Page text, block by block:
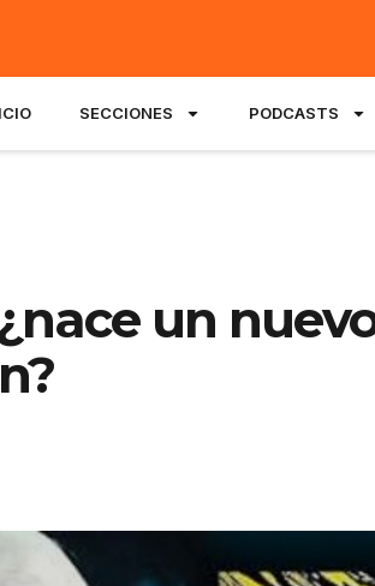
SECCIONES PODCASTS
un